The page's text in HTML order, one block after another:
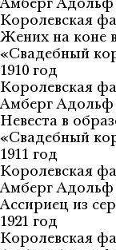
Амберг Адольф
Королевская
Жених на коне
«Свадебный
1910 год
Королевская
Амберг Адольф
Невеста в
«Свадебный
1911 год
Королевская
Амберг Адольф
Ассириец из
1921 год
Королевская